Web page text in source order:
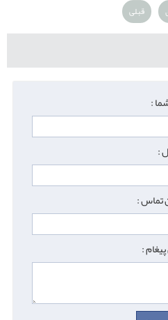
قبلی
:
:
تماس :
: